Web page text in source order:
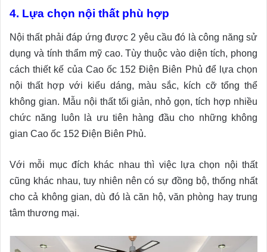
4. Lựa chọn nội thất phù hợp
Nội thất phải đáp ứng được 2 yêu cầu đó là công năng sử
dụng và tính thẩm mỹ cao. Tùy thuộc vào diện tích, phong
cách thiết kế của Cao ốc 152 Điện Biên Phủ để lựa chọn
nội thất hợp với kiểu dáng, màu sắc, kích cỡ tổng thể
không gian. Mẫu nội thất tối giản, nhỏ gọn, tích hợp nhiều
chức năng luôn là ưu tiên hàng đầu cho những không
gian Cao ốc 152 Điện Biên Phủ.
Với mỗi mục đích khác nhau thì việc lựa chọn nội thất
cũng khác nhau, tuy nhiên nên có sự đồng bộ, thống nhất
cho cả không gian, dù đó là căn hộ, văn phòng hay trung
tâm thương mại.